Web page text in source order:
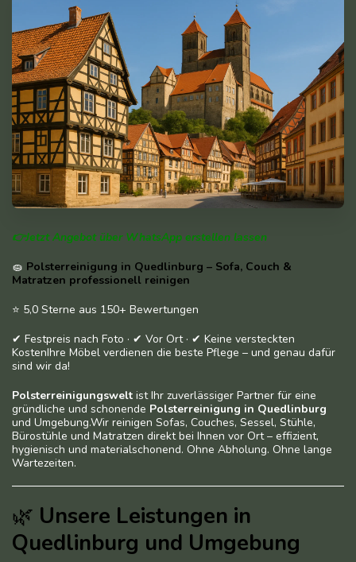
👉Jetzt Angebot über WhatsApp erstellen lassen
🧽 Polsterreinigung in Quedlinburg – Sofa, Couch &
Matratzen professionell reinigen
⭐ 5,0 Sterne aus 150+ Bewertungen
✔ Festpreis nach Foto · ✔ Vor Ort · ✔ Keine versteckten
KostenIhre Möbel verdienen die beste Pflege – und genau dafür
sind wir da!
Polsterreinigungswelt ist Ihr zuverlässiger Partner für eine
gründliche und schonende Polsterreinigung in Quedlinburg
und Umgebung.Wir reinigen Sofas, Couches, Sessel, Stühle,
Bürostühle und Matratzen direkt bei Ihnen vor Ort – effizient,
hygienisch und materialschonend. Ohne Abholung. Ohne lange
Wartezeiten.
🌿 Unsere Leistungen in
Quedlinburg und Umgebung